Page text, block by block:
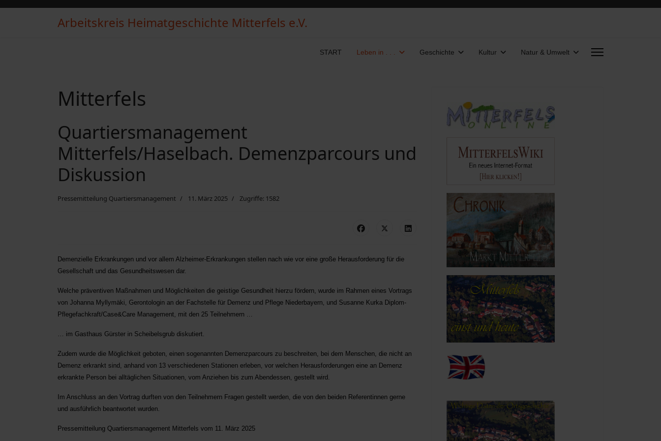
Arbeitskreis Heimatgeschichte Mitterfels e.V.
START Leben in . . . Geschichte Kultur Natur & Umwelt
Mitterfels
Quartiersmanagement
Mitterfels/Haselbach. Demenzparcours und
Diskussion
Pressemitteilung Quartiersmanagement 11. März 2025 Zugriffe: 1582
Demenzielle Erkrankungen und vor allem Alzheimer-Erkrankungen stellen nach wie vor eine große Herausforderung für die
Gesellschaft und das Gesundheitswesen dar.
Welche präventiven Maßnahmen und Möglichkeiten die geistige Gesundheit hierzu fördern, wurde im Rahmen eines Vortrags
von Johanna Myllymäki, Gerontologin an der Fachstelle für Demenz und Pflege Niederbayern, und Susanne Kurka Diplom-
Pflegefachkraft/Case&Care Management, mit den 25 Teilnehmern …
… im Gasthaus Gürster in Scheibelsgrub diskutiert.
Zudem wurde die Möglichkeit geboten, einen sogenannten Demenzparcours zu beschreiten, bei dem Menschen, die nicht an
Demenz erkrankt sind, anhand von 13 verschiedenen Stationen erleben, vor welchen Herausforderungen eine an Demenz
erkrankte Person bei alltäglichen Situationen, vom Anziehen bis zum Abendessen, gestellt wird.
Im Anschluss an den Vortrag durften von den Teilnehmern Fragen gestellt werden, die von den beiden Referentinnen gerne
und ausführlich beantwortet wurden.
Pressemitteilung Quartiersmanagement Mitterfels vom 11. März 2025